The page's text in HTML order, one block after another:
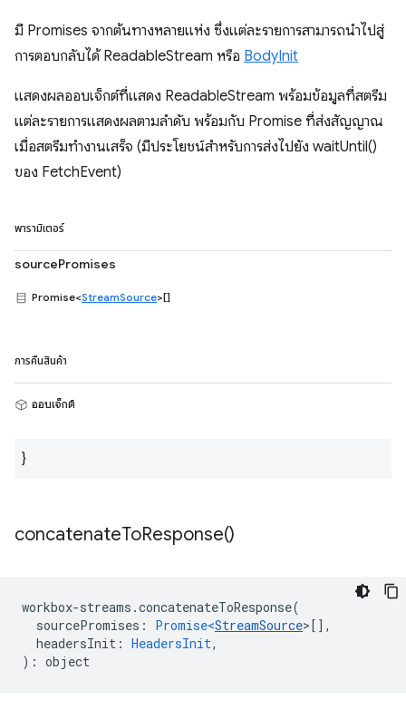
มี Promises จากต้นทางหลายแห่ง ซึ่งแต่ละรายการสามารถนำไปสู่
การตอบกลับได้ ReadableStream หรือ BodyInit
แสดงผลออบเจ็กต์ที่แสดง ReadableStream พร้อมข้อมูลที่สตรีม
แต่ละรายการแสดงผลตามลำดับ พร้อมกับ Promise ที่ส่งสัญญาณ
เมื่อสตรีมทำงานเสร็จ (มีประโยชน์สำหรับการส่งไปยัง waitUntil()
ของ FetchEvent)
พารามิเตอร์
sourcePromises
Promise<StreamSource>[]
การคืนสินค้า
ออบเจ็กต์
}
concatenateToResponse()
workbox-streams .concatenateToResponse(
sourcePromises : Promise<StreamSource>[],
headersInit : HeadersInit,
) : object